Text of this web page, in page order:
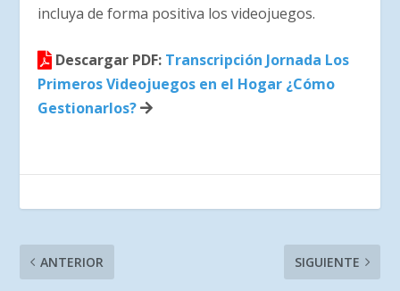
incluya de forma positiva los videojuegos.
Descargar PDF: Transcripción Jornada Los
Primeros Videojuegos en el Hogar ¿Cómo
Gestionarlos?
ANTERIOR SIGUIENTE